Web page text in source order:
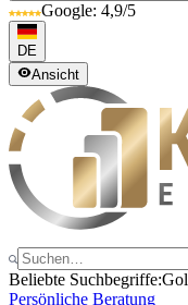
Google: 4,9/5
DE
Ansicht
Beliebte Suchbegriffe:
Persönliche Beratung